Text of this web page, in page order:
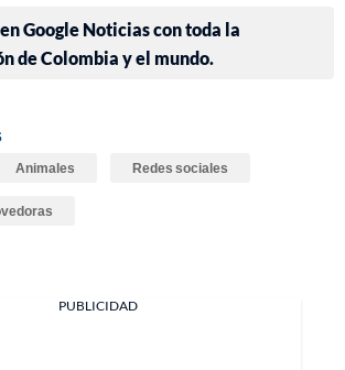
Google Noticias con toda la
de Colombia y el mundo.
Animales Redes sociales
PUBLICIDAD